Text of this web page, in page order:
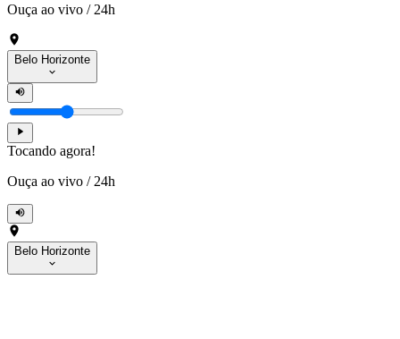
Ouça ao vivo / 24h
Belo Horizonte
Tocando agora!
Ouça ao vivo / 24h
Belo Horizonte